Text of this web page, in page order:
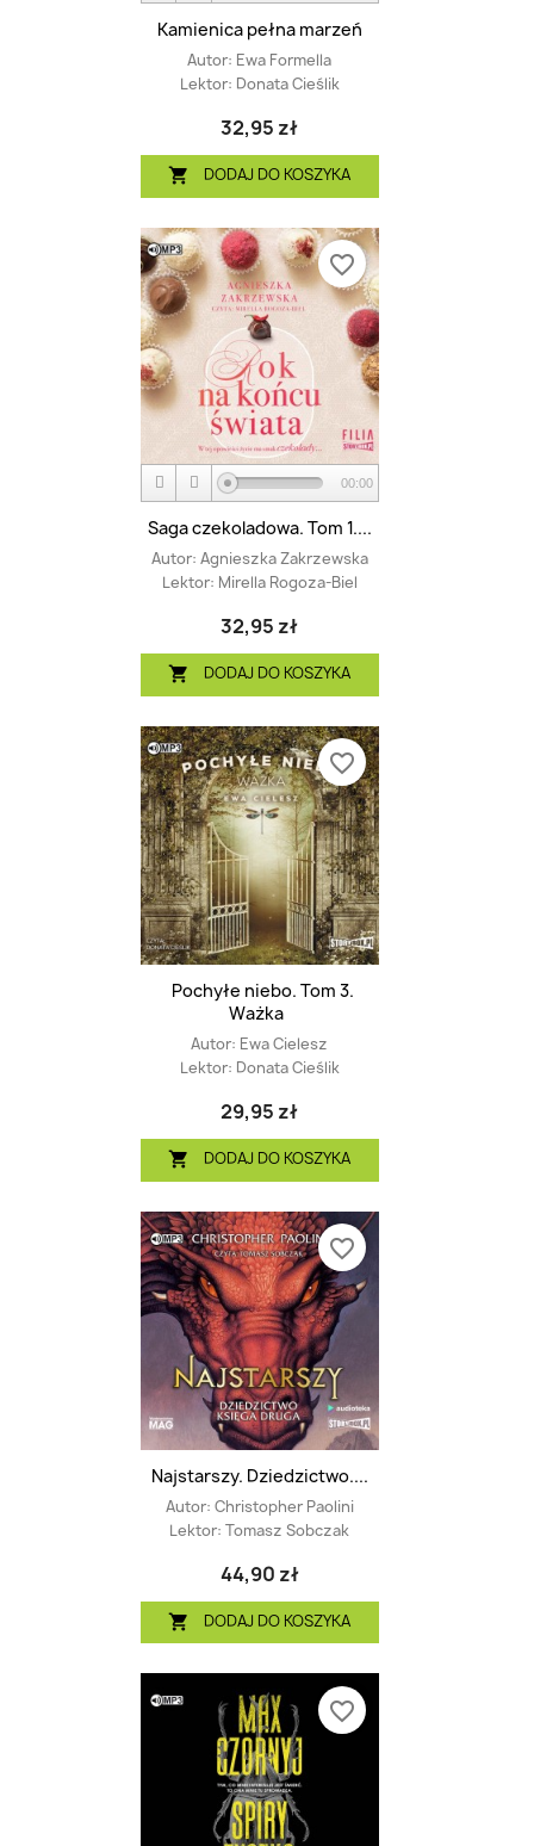
Kamienica pełna marzeń
Autor: Ewa Formella
Lektor: Donata Cieślik
32,95 zł
 DODAJ DO KOSZYKA
00:00
Saga czekoladowa. Tom 1....
Autor: Agnieszka Zakrzewska
Lektor: Mirella Rogoza-Biel
32,95 zł
 DODAJ DO KOSZYKA
favorite_border
Pochyłe niebo. Tom 3.
Ważka
Autor: Ewa Cielesz
Lektor: Donata Cieślik
29,95 zł
 DODAJ DO KOSZYKA
favorite_border
Najstarszy. Dziedzictwo....
Autor: Christopher Paolini
Lektor: Tomasz Sobczak
44,90 zł
 DODAJ DO KOSZYKA
favorite_border
favorite_border